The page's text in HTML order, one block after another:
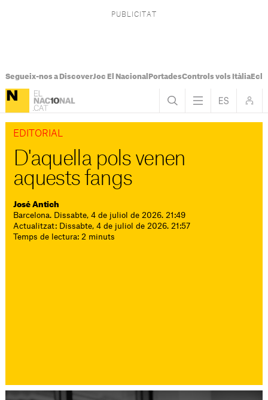
Segueix-nos a DiscoverJoc El Nacional PortadesControls vols Itàlia
EDITORIAL
D'aquella pols venen
aquests fangs
José Antich
Barcelona. Dissabte, 4 de juliol de 2026. 21:49
Actualitzat: Dissabte, 4 de juliol de 2026. 21:57
Temps de lectura: 2 minuts